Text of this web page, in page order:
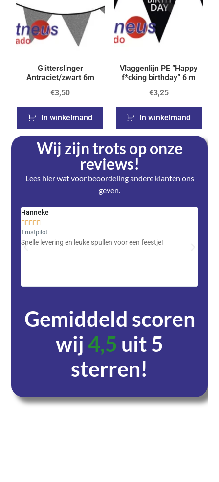
Glitterslinger
Antraciet/zwart 6m
€3,50
In winkelmand
Vlaggenlijn PE ”Happy
f*cking birthday” 6 m
€3,25
In winkelmand
Wij zijn trots op onze
reviews!
Lees hier wat voor beoordeling andere klanten ons
geven.
Hanneke
    
Trustpilot
Snelle levering en leuke spullen voor een feestje!
Gemiddeld scoren
wij4,5 uit 5
sterren!